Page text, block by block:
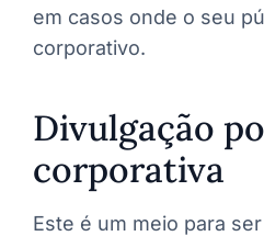
em casos onde o seu
corporativo.
Divulgação
corporativa
Este é um meio para